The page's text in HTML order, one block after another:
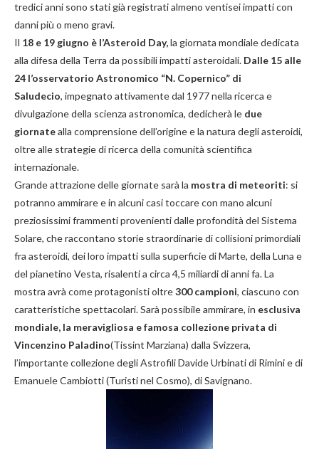
tredici anni sono stati già registrati almeno ventisei impatti con
danni più o meno gravi.
Il 18 e 19 giugno è l’Asteroid Day,la giornata mondiale dedicata
alla difesa della Terra da possibili impatti asteroidali. Dalle 15 alle
24 l’osservatorio Astronomico “N. Copernico” di
Saludecio, impegnato attivamente dal 1977 nella ricerca e
divulgazione della scienza astronomica, dedicherà le due
giornatealla comprensione dell’origine e la natura degli asteroidi,
oltre alle strategie di ricerca della comunità scientifica
internazionale.
Grande attrazione delle giornate sarà la mostra di meteoriti: si
potranno ammirare e in alcuni casi toccare con mano alcuni
preziosissimi frammenti provenienti dalle profondità del Sistema
Solare, che raccontano storie straordinarie di collisioni primordiali
fra asteroidi, dei loro impatti sulla superficie di Marte, della Luna e
del pianetino Vesta, risalenti a circa 4,5 miliardi di anni fa. La
mostra avrà come protagonisti oltre300 campioni, ciascuno con
caratteristiche spettacolari. Sarà possibile ammirare, in esclusiva
mondiale, la meravigliosa e famosa collezione privata di
Vincenzino Paladino(Tissint Marziana) dalla Svizzera,
l’importante collezione degli Astrofili Davide Urbinati di Rimini e di
Emanuele Cambiotti (Turisti nel Cosmo), di Savignano.